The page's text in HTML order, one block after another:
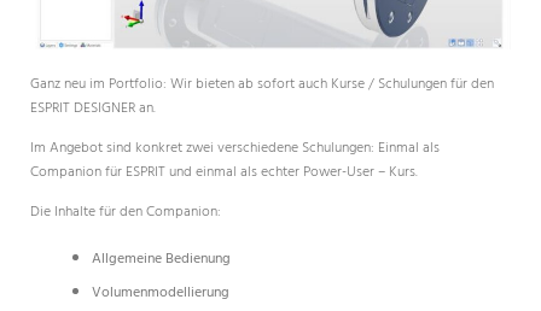
Ganz neu im Portfolio: Wir bieten ab sofort auch Kurse / Schulungen für den
ESPRIT DESIGNER an.
Im Angebot sind konkret zwei verschiedene Schulungen: Einmal als
Companion für ESPRIT und einmal als echter Power-User – Kurs.
Die Inhalte für den Companion:
Allgemeine Bedienung
Volumenmodellierung